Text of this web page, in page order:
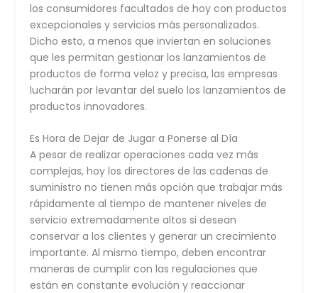
los consumidores facultados de hoy con productos
excepcionales y servicios más personalizados.
Dicho esto, a menos que inviertan en soluciones
que les permitan gestionar los lanzamientos de
productos de forma veloz y precisa, las empresas
lucharán por levantar del suelo los lanzamientos de
productos innovadores.
Es Hora de Dejar de Jugar a Ponerse al Día
A pesar de realizar operaciones cada vez más
complejas, hoy los directores de las cadenas de
suministro no tienen más opción que trabajar más
rápidamente al tiempo de mantener niveles de
servicio extremadamente altos si desean
conservar a los clientes y generar un crecimiento
importante. Al mismo tiempo, deben encontrar
maneras de cumplir con las regulaciones que
están en constante evolución y reaccionar